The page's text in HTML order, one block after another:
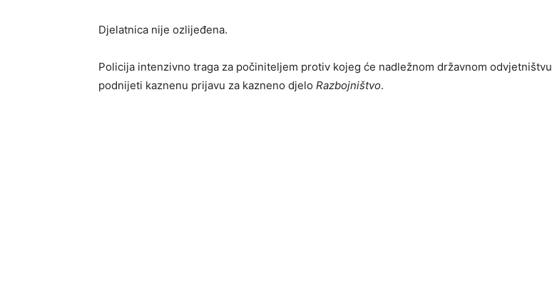
Djelatnica nije ozlijeđena.
Policija intenzivno traga za počiniteljem protiv kojeg će nadležnom državnom odvjetništvu
podnijeti kaznenu prijavu za kazneno djelo Razbojništvo.